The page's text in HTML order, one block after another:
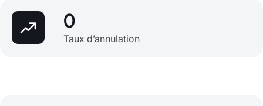
0
Taux d’annulation